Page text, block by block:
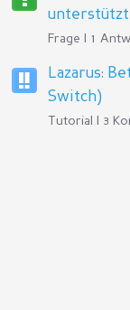
Frage | 1
Lazarus:
Switch)
Tutorial | 3